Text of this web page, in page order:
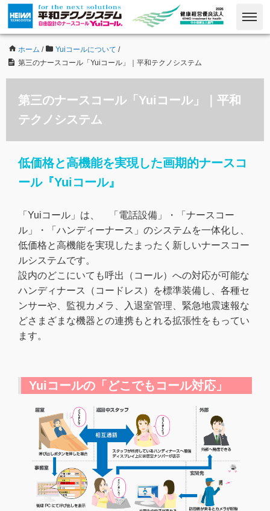
ホーム / Yuiコールについて /
第三のナースコール「Yuiコール」｜平和テクノシステム
第三のナースコール「Yuiコール」｜平和
テクノシステム
低価格と高機能を実現した画期的ナースコ
ール『Yuiコール』
「Yuiコール」は、 「電話設備」・「ナースコー
ル」・「ハンディーナース」のシステムを一体化し、
低価格と高機能を実現したまったく新しいナースコー
ルシステムです。
設内のどこにいても呼出（コール）への対応が可能な
ハンディナース（コードレス）を標準装備し、各種セ
ンサーや、監視カメラ、入退室管理、緊急地震速報な
どさまざまな機器との連携もとれる拡張性をもってい
ます。
Yuiコールの「どこでもコール対応」